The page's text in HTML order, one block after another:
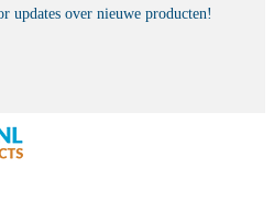
updates over nieuwe producten!